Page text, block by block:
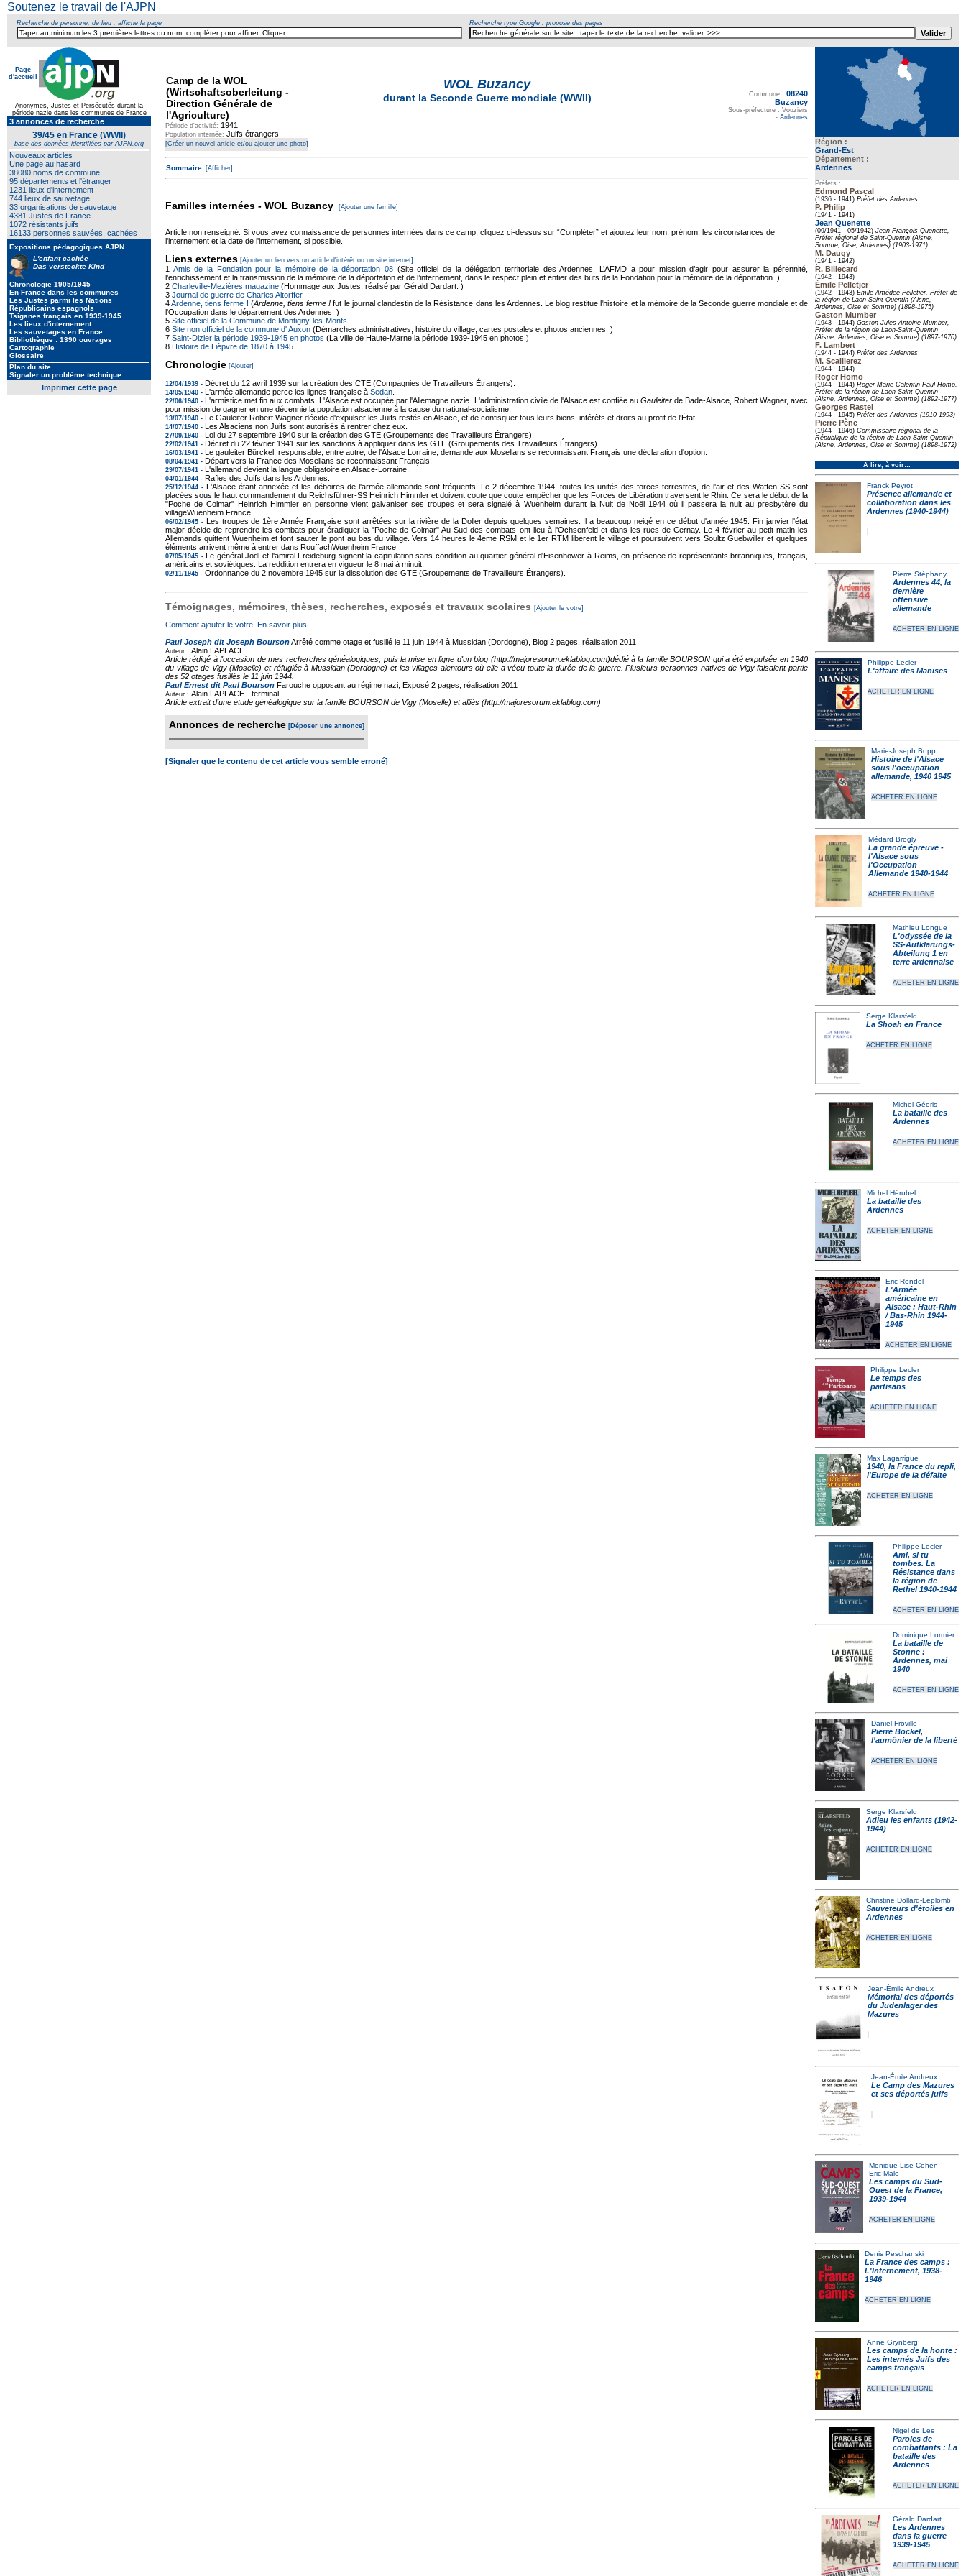
Soutenez le travail de l'AJPN
Recherche de personne, de lieu : affiche la page Recherche type Google : propose des pages
Page
d'accueil
Anonymes, Justes et Persécutés durant la
période nazie dans les communes de France
3 annonces de recherche
39/45 en France (WWII)
base des données identifiées par AJPN.org
Nouveaux articles
Une page au hasard
38080 noms de commune
95 départements et l'étranger
1231 lieux d'internement
744 lieux de sauvetage
33 organisations de sauvetage
4381 Justes de France
1072 résistants juifs
16133 personnes sauvées, cachées
Expositions pédagogiques AJPN
L'enfant cachée
Das versteckte Kind
Chronologie 1905/1945
En France dans les communes
Les Justes parmi les Nations
Républicains espagnols
Tsiganes français en 1939-1945
Les lieux d'internement
Les sauvetages en France
Bibliothèque : 1390 ouvrages
Cartographie
Glossaire
Plan du site
Signaler un problème technique
Imprimer cette page
Région :
Grand-Est
Département :
Ardennes
Préfets :
Edmond Pascal
(1936 - 1941) Préfet des Ardennes
P. Philip
(1941 - 1941)
Jean Quenette
(09/1941 - 05/1942) Jean François Quenette,
Préfet régional de Saint-Quentin (Aisne,
Somme, Oise, Ardennes) (1903-1971).
M. Daugy
(1941 - 1942)
R. Billecard
(1942 - 1943)
Émile Pelletier
(1942 - 1943) Émile Amédee Pelletier, Préfet de
la région de Laon-Saint-Quentin (Aisne,
Ardennes, Oise et Somme) (1898-1975)
Gaston Mumber
(1943 - 1944) Gaston Jules Antoine Mumber,
Préfet de la région de Laon-Saint-Quentin
(Aisne, Ardennes, Oise et Somme) (1897-1970)
F. Lambert
(1944 - 1944) Préfet des Ardennes
M. Scaillerez
(1944 - 1944)
Roger Homo
(1944 - 1944) Roger Marie Calentin Paul Homo,
Préfet de la région de Laon-Saint-Quentin
(Aisne, Ardennes, Oise et Somme) (1892-1977)
Georges Rastel
(1944 - 1945) Préfet des Ardennes (1910-1993)
Pierre Pène
(1944 - 1946) Commissaire régional de la
République de la région de Laon-Saint-Quentin
(Aisne, Ardennes, Oise et Somme) (1898-1972)
À lire, à voir…
Franck Peyrot
Présence allemande et
collaboration dans les
Ardennes (1940-1944)
Pierre Stéphany
Ardennes 44, la
dernière
offensive
allemande
ACHETER EN LIGNE
Philippe Lecler
L'affaire des Manises
ACHETER EN LIGNE
Marie-Joseph Bopp
Histoire de l'Alsace
sous l'occupation
allemande, 1940 1945
ACHETER EN LIGNE
Médard Brogly
La grande épreuve -
l'Alsace sous
l'Occupation
Allemande 1940-1944
ACHETER EN LIGNE
Mathieu Longue
L'odyssée de la
SS-Aufklärungs-
Abteilung 1 en
terre ardennaise
ACHETER EN LIGNE
Serge Klarsfeld
La Shoah en France
ACHETER EN LIGNE
Michel Géoris
La bataille des
Ardennes
ACHETER EN LIGNE
Michel Hérubel
La bataille des
Ardennes
ACHETER EN LIGNE
Eric Rondel
L'Armée
américaine en
Alsace : Haut-Rhin
/ Bas-Rhin 1944-
1945
ACHETER EN LIGNE
Philippe Lecler
Le temps des
partisans
ACHETER EN LIGNE
Max Lagarrigue
1940, la France du repli,
l'Europe de la défaite
ACHETER EN LIGNE
Philippe Lecler
Ami, si tu
tombes. La
Résistance dans
la région de
Rethel 1940-1944
ACHETER EN LIGNE
Dominique Lormier
La bataille de
Stonne :
Ardennes, mai
1940
ACHETER EN LIGNE
Daniel Froville
Pierre Bockel,
l’aumônier de la liberté
ACHETER EN LIGNE
Serge Klarsfeld
Adieu les enfants (1942-
1944)
ACHETER EN LIGNE
Christine Dollard-Leplomb
Sauveteurs d'étoiles en
Ardennes
ACHETER EN LIGNE
Jean-Émile Andreux
Mémorial des déportés
du Judenlager des
Mazures
Jean-Émile Andreux
Le Camp des Mazures
et ses déportés juifs
Monique-Lise Cohen
Eric Malo
Les camps du Sud-
Ouest de la France,
1939-1944
ACHETER EN LIGNE
Denis Peschanski
La France des camps :
L'Internement, 1938-
1946
ACHETER EN LIGNE
Anne Grynberg
Les camps de la honte :
Les internés Juifs des
camps français
ACHETER EN LIGNE
Nigel de Lee
Paroles de
combattants : La
bataille des
Ardennes
ACHETER EN LIGNE
Gérald Dardart
Les Ardennes
dans la guerre
1939-1945
ACHETER EN LIGNE
Camp de la WOL
(Wirtschaftsoberleitung -
Direction Générale de
l'Agriculture)
WOL Buzancy
durant la Seconde Guerre mondiale (WWII) Commune : 08240
Buzancy
Sous-préfecture : Vouziers
- Ardennes
Période d'activité: 1941
Population internée: Juifs étrangers
[Créer un nouvel article et/ou ajouter une photo]
Sommaire [Afficher]
Familles internées - WOL Buzancy [Ajouter une famille]
Article non renseigné. Si vous avez connaissance de personnes internées dans ce camp, cliquez ci-dessus sur “Compléter” et ajoutez leur nom, prénom, les circonstances de
l'internement et la date de l'internement, si possible.
Liens externes [Ajouter un lien vers un article d'intérêt ou un site internet]
1 Amis de la Fondation pour la mémoire de la déportation 08 (Site officiel de la délégation territoriale des Ardennes. L’AFMD a pour mission d’agir pour assurer la pérennité,
l’enrichissement et la transmission de la mémoire de la déportation et de l’internement, dans le respect plein et entier des buts de la Fondation pour la mémoire de la déportation. )
2 Charleville-Mezières magazine (Hommage aux Justes, réalisé par Gérald Dardart. )
3 Journal de guerre de Charles Altorffer
4Ardenne, tiens ferme ! (Ardenne, tiens ferme ! fut le journal clandestin de la Résistance dans les Ardennes. Le blog restitue l'histoire et la mémoire de la Seconde guerre mondiale et de
l'Occupation dans le département des Ardennes. )
5 Site officiel de la Commune de Montigny-les-Monts
6 Site non officiel de la commune d' Auxon (Démarches administratives, histoire du village, cartes postales et photos anciennes. )
7 Saint-Dizier la période 1939-1945 en photos (La ville de Haute-Marne la période 1939-1945 en photos )
8 Histoire de Lièpvre de 1870 à 1945.
Chronologie [Ajouter]
12/04/1939 - Décret du 12 avril 1939 sur la création des CTE (Compagnies de Travailleurs Étrangers).
14/05/1940 - L'armée allemande perce les lignes française à Sedan
22/06/1940 - L'armistice met fin aux combats. L'Alsace est occupée par l'Allemagne nazie. L'administration civile de l'Alsace est confiée au Gauleiter de Bade-Alsace, Robert Wagner, avec
pour mission de gagner en une décennie la population alsacienne à la cause du national-socialisme.
13/07/1940 - Le Gauleiter Robert Wagner décide d'expulser les Juifs restés en Alsace, et de confisquer tous leurs biens, intérêts et droits au profit de l'État.
14/07/1940 - Les Alsaciens non Juifs sont autorisés à rentrer chez eux.
27/09/1940 - Loi du 27 septembre 1940 sur la création des GTE (Groupements des Travailleurs Étrangers).
22/02/1941 - Décret du 22 février 1941 sur les sanctions à appliquer dans les GTE (Groupements des Travailleurs Étrangers).
16/03/1941 - Le gauleiter Bürckel, responsable, entre autre, de l'Alsace Lorraine, demande aux Mosellans se reconnaissant Français une déclaration d'option.
08/04/1941 - Départ vers la France des Mosellans se reconnaissant Français.
29/07/1941 - L'allemand devient la langue obligatoire en Alsace-Lorraine.
04/01/1944 - Rafles des Juifs dans les Ardennes.
25/12/1944 - L'Alsace étant annexée et les déboires de l'armée allemande sont fréquents. Le 2 décembre 1944, toutes les unités des forces terrestres, de l'air et des Waffen-SS sont
placées sous le haut commandement du Reichsführer-SS Heinrich Himmler et doivent coute que coute empêcher que les Forces de Libération traversent le Rhin. Ce sera le début de la
"Poche de Colmar" Heinrich Himmler en personne vient galvaniser ses troupes et sera signalé à Wuenheim durant la Nuit de Noël 1944 où il passera la nuit au presbytère du
villageWuenheim France
06/02/1945 - Les troupes de 1ère Armée Française sont arrêtées sur la rivière de la Doller depuis quelques semaines. Il a beaucoup neigé en ce début d'année 1945. Fin janvier l'état
major décide de reprendre les combats pour éradiquer la "Poche de Colmar" Au Sud des combats ont lieu à l'Ochsenfeld et dans les rues de Cernay. Le 4 février au petit matin les
Allemands quittent Wuenheim et font sauter le pont au bas du village. Vers 14 heures le 4ème RSM et le 1er RTM libèrent le village et poursuivent vers Soultz Guebwiller et quelques
éléments arrivent même à entrer dans RouffachWuenheim France
07/05/1945 - Le général Jodl et l'amiral Freideburg signent la capitulation sans condition au quartier général d'Eisenhower à Reims, en présence de représentants britanniques, français,
américains et soviétiques. La reddition entrera en vigueur le 8 mai à minuit.
02/11/1945 - Ordonnance du 2 novembre 1945 sur la dissolution des GTE (Groupements de Travailleurs Étrangers).
Témoignages, mémoires, thèses, recherches, exposés et travaux scolaires [Ajouter le votre]
Comment ajouter le votre. En savoir plus…
Paul Joseph dit Joseph BoursonArrêté comme otage et fusillé le 11 juin 1944 à Mussidan (Dordogne), Blog 2 pages, réalisation 2011
Auteur : Alain LAPLACE
Article rédigé à l'occasion de mes recherches généalogiques, puis la mise en ligne d'un blog (http://majoresorum.eklablog.com)dédié à la famille BOURSON qui a été expulsée en 1940
du village de Vigy (Moselle) et réfugiée à Mussidan (Dordogne) et les villages alentours où elle a vécu toute la durée de la guerre. Plusieurs personnes natives de Vigy faisaient partie
des 52 otages fusillés le 11 juin 1944.
Paul Ernest dit Paul Bourson Farouche opposant au régime nazi, Exposé 2 pages, réalisation 2011
Auteur : Alain LAPLACE - terminal
Article extrait d'une étude généalogique sur la famille BOURSON de Vigy (Moselle) et alliés (http://majoresorum.eklablog.com)
Annonces de recherche [Déposer une annonce]
[Signaler que le contenu de cet article vous semble erroné]